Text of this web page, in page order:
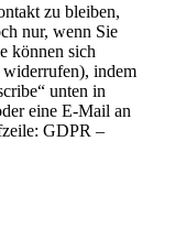
zu bleiben,
nur, wenn Sie
können sich
indem
unten in
eine E-Mail an
GDPR –